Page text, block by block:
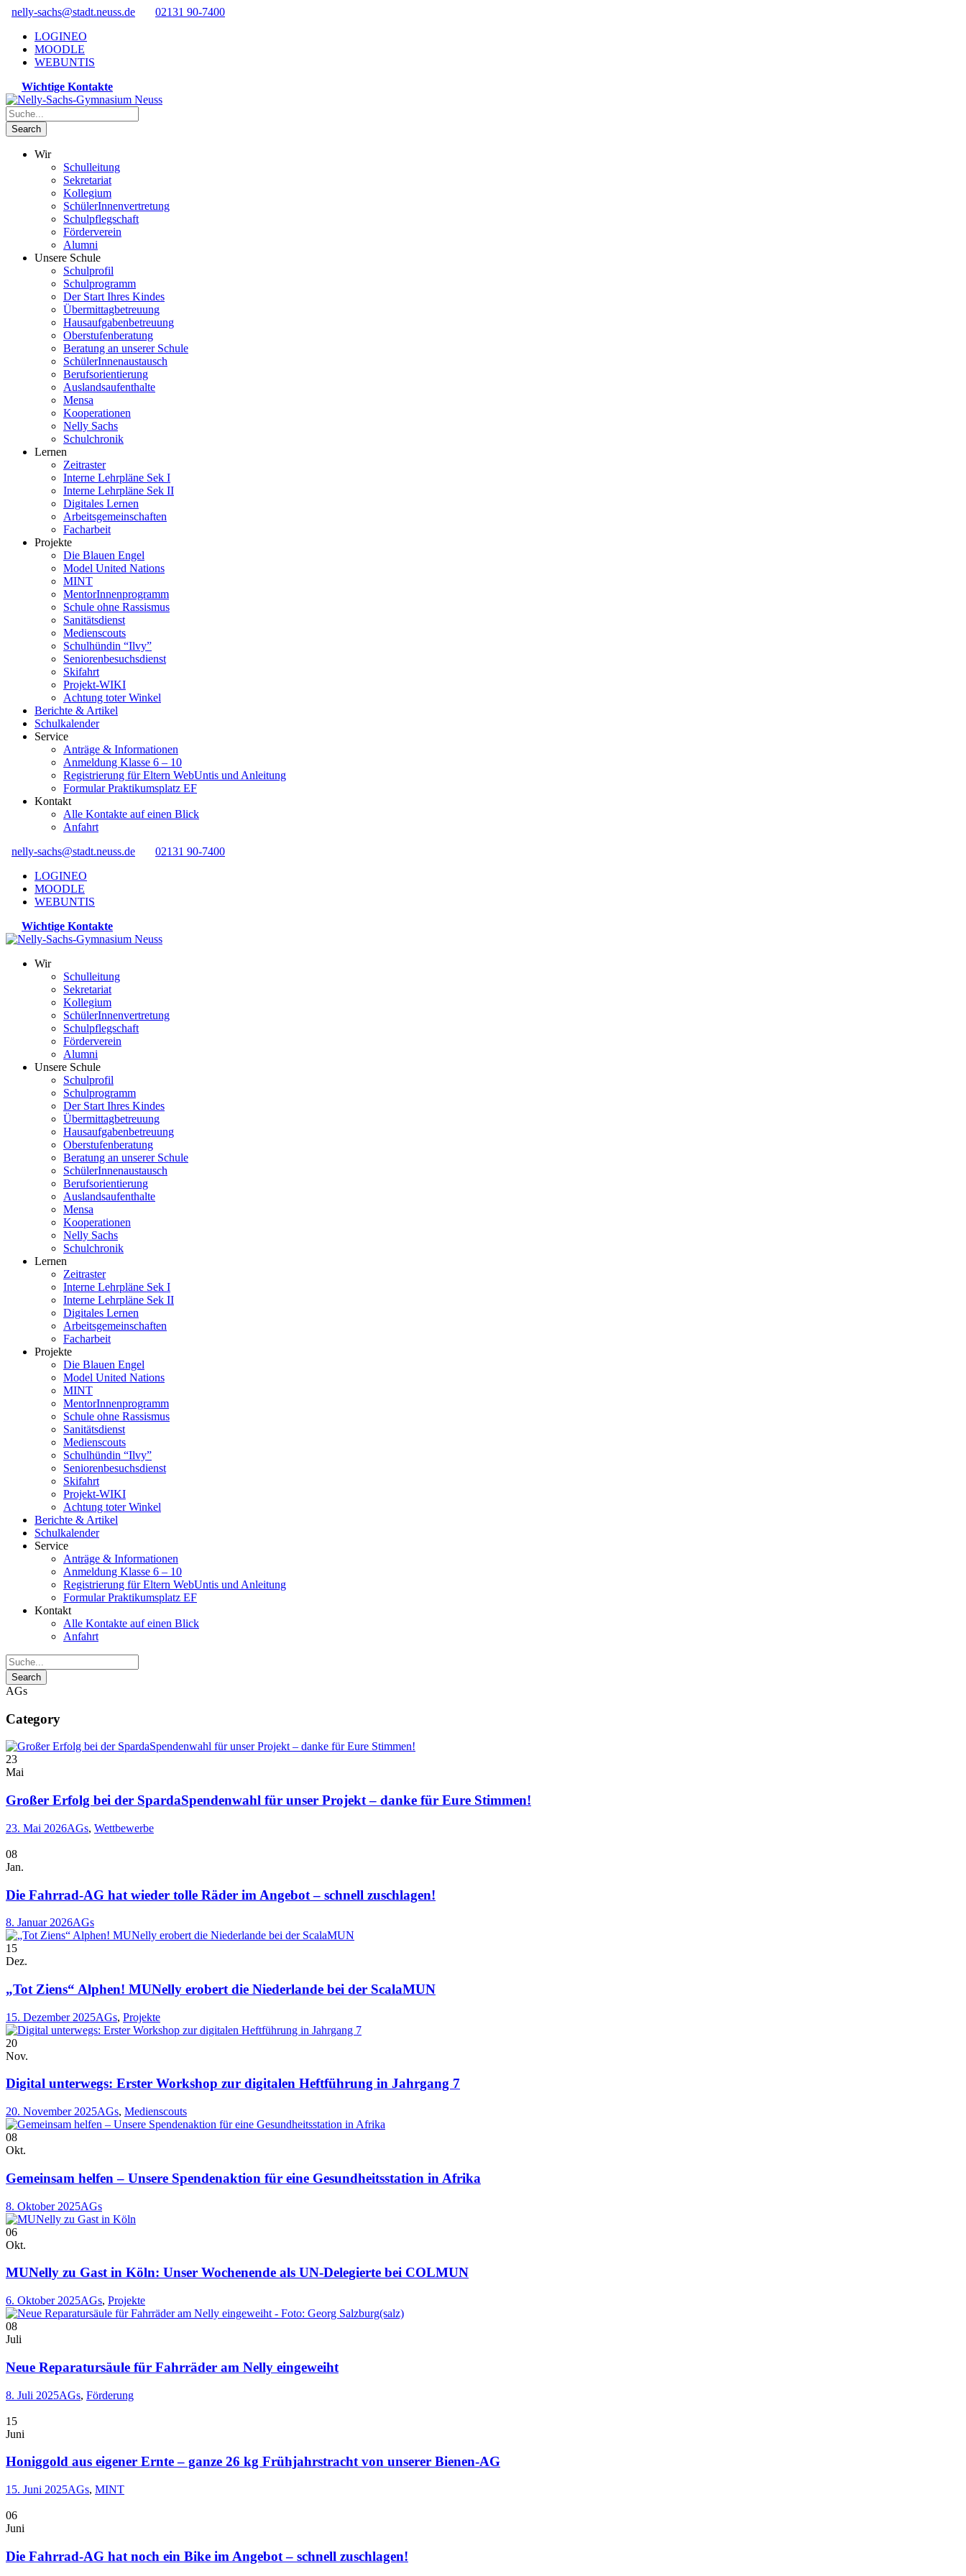
nelly-sachs@stadt.neuss.de
02131 90-7400
LOGINEO
MOODLE
WEBUNTIS
Wichtige Kontakte
Wir
Schulleitung
Sekretariat
Kollegium
SchülerInnenvertretung
Schulpflegschaft
Förderverein
Alumni
Unsere Schule
Schulprofil
Schulprogramm
Der Start Ihres Kindes
Übermittagbetreuung
Hausaufgabenbetreuung
Oberstufenberatung
Beratung an unserer Schule
SchülerInnenaustausch
Berufsorientierung
Auslandsaufenthalte
Mensa
Kooperationen
Nelly Sachs
Schulchronik
Lernen
Zeitraster
Interne Lehrpläne Sek I
Interne Lehrpläne Sek II
Digitales Lernen
Arbeitsgemeinschaften
Facharbeit
Projekte
Die Blauen Engel
Model United Nations
MINT
MentorInnenprogramm
Schule ohne Rassismus
Sanitätsdienst
Medienscouts
Schulhündin “Ilvy”
Seniorenbesuchsdienst
Skifahrt
Projekt-WIKI
Achtung toter Winkel
Berichte & Artikel
Schulkalender
Service
Anträge & Informationen
Anmeldung Klasse 6 – 10
Registrierung für Eltern WebUntis und Anleitung
Formular Praktikumsplatz EF
Kontakt
Alle Kontakte auf einen Blick
Anfahrt
nelly-sachs@stadt.neuss.de
02131 90-7400
LOGINEO
MOODLE
WEBUNTIS
Wichtige Kontakte
Wir
Schulleitung
Sekretariat
Kollegium
SchülerInnenvertretung
Schulpflegschaft
Förderverein
Alumni
Unsere Schule
Schulprofil
Schulprogramm
Der Start Ihres Kindes
Übermittagbetreuung
Hausaufgabenbetreuung
Oberstufenberatung
Beratung an unserer Schule
SchülerInnenaustausch
Berufsorientierung
Auslandsaufenthalte
Mensa
Kooperationen
Nelly Sachs
Schulchronik
Lernen
Zeitraster
Interne Lehrpläne Sek I
Interne Lehrpläne Sek II
Digitales Lernen
Arbeitsgemeinschaften
Facharbeit
Projekte
Die Blauen Engel
Model United Nations
MINT
MentorInnenprogramm
Schule ohne Rassismus
Sanitätsdienst
Medienscouts
Schulhündin “Ilvy”
Seniorenbesuchsdienst
Skifahrt
Projekt-WIKI
Achtung toter Winkel
Berichte & Artikel
Schulkalender
Service
Anträge & Informationen
Anmeldung Klasse 6 – 10
Registrierung für Eltern WebUntis und Anleitung
Formular Praktikumsplatz EF
Kontakt
Alle Kontakte auf einen Blick
Anfahrt
AGs
Category
23
Mai
Großer Erfolg bei der SpardaSpendenwahl für unser Projekt – danke für Eure Stimmen!
23. Mai 2026AGs, Wettbewerbe
08
Jan.
Die Fahrrad-AG hat wieder tolle Räder im Angebot – schnell zuschlagen!
8. Januar 2026AGs
15
Dez.
„Tot Ziens“ Alphen! MUNelly erobert die Niederlande bei der ScalaMUN
15. Dezember 2025AGs, Projekte
20
Nov.
Digital unterwegs: Erster Workshop zur digitalen Heftführung in Jahrgang 7
20. November 2025AGs, Medienscouts
08
Okt.
Gemeinsam helfen – Unsere Spendenaktion für eine Gesundheitsstation in Afrika
8. Oktober 2025AGs
06
Okt.
MUNelly zu Gast in Köln: Unser Wochenende als UN-Delegierte bei COLMUN
6. Oktober 2025AGs, Projekte
08
Juli
Neue Reparatursäule für Fahrräder am Nelly eingeweiht
8. Juli 2025AGs, Förderung
15
Juni
Honiggold aus eigener Ernte – ganze 26 kg Frühjahrstracht von unserer Bienen-AG
15. Juni 2025AGs, MINT
06
Juni
Die Fahrrad-AG hat noch ein Bike im Angebot – schnell zuschlagen!